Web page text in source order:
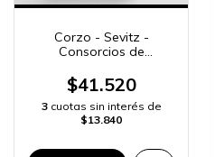
Corzo - Sevitz -
Consorcios de
$41.520
3 cuotas sin interés de
$13.840